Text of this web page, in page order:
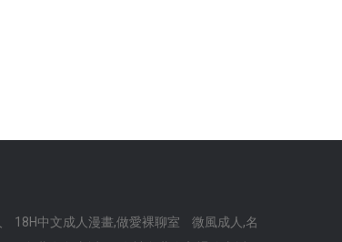
18H中文成人漫畫,做愛裸聊室
微風成人,名